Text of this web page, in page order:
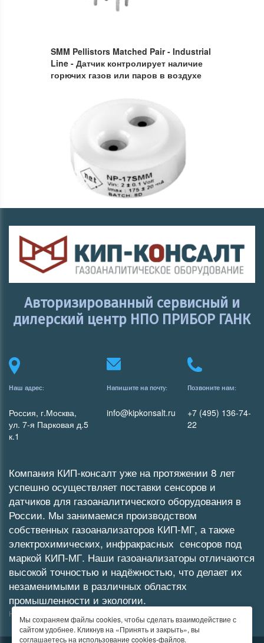
SMM Pellistors Matched Pair - Industrial
Line -Датчик контролирует наличие
горючих газов или паров в воздухе
Авторизированный сервисный и
дилерский центр НПО ПРИБОР ГАНК
Компания КИП-консалт уже на протяжении 8 лет
успешно осуществляет поставки сенсоров и
датчиков для газоаналитического оборудования в
России. Мы занимаемся производством
собственных газоанализаторов КИП-МГ, а также
электрохимических, инфракрасных сенсоров под
маркой КИП-МГ. Наши газоанализаторы отличаются
высокой точностью и надёжностью, что делает их
незаменимыми в различных областях
промышленности и экологии.
Не является публичной офертой
Наш адрес:
Россия, г.Москва,
ул. 7-я Парковая д.5
к.1
Напишите на почту:
info@kipkonsalt.ru
Позвоните нам:
+7 (495) 136-74-
22
Мы сохраняем файлы cookies, чтобы сделать взаимодействие с
сайтом удобнее. Кликнув на «Принять и закрыть», вы
соглашаетесь на использование cookies-файлов.